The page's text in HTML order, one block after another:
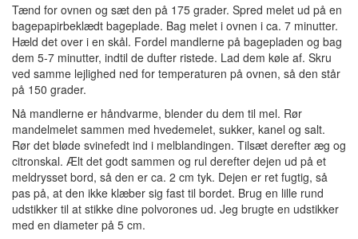
Tænd for ovnen og sæt den på 175 grader. Spred melet ud på en
bagepapirbeklædt bageplade. Bag melet i ovnen i ca. 7 minutter.
Hæld det over i en skål. Fordel mandlerne på bagepladen og bag
dem 5-7 minutter, indtil de dufter ristede. Lad dem køle af. Skru
ved samme lejlighed ned for temperaturen på ovnen, så den står
på 150 grader.
Nå mandlerne er håndvarme, blender du dem til mel. Rør
mandelmelet sammen med hvedemelet, sukker, kanel og salt.
Rør det bløde svinefedt ind i melblandingen. Tilsæt derefter æg og
citronskal. Ælt det godt sammen og rul derefter dejen ud på et
meldrysset bord, så den er ca. 2 cm tyk. Dejen er ret fugtig, så
pas på, at den ikke klæber sig fast til bordet. Brug en lille rund
udstikker til at stikke dine polvorones ud. Jeg brugte en udstikker
med en diameter på 5 cm.